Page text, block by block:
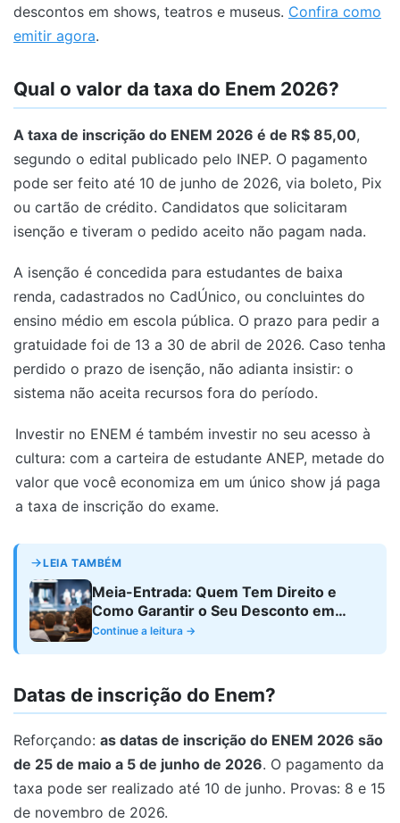
descontos em shows, teatros e museus. Confira como
emitir agora.
Qual o valor da taxa do Enem 2026?
A taxa de inscrição do ENEM 2026 é de R$ 85,00,
segundo o edital publicado pelo INEP. O pagamento
pode ser feito até 10 de junho de 2026, via boleto, Pix
ou cartão de crédito. Candidatos que solicitaram
isenção e tiveram o pedido aceito não pagam nada.
A isenção é concedida para estudantes de baixa
renda, cadastrados no CadÚnico, ou concluintes do
ensino médio em escola pública. O prazo para pedir a
gratuidade foi de 13 a 30 de abril de 2026. Caso tenha
perdido o prazo de isenção, não adianta insistir: o
sistema não aceita recursos fora do período.
Investir no ENEM é também investir no seu acesso à
cultura: com a carteira de estudante ANEP, metade do
valor que você economiza em um único show já paga
a taxa de inscrição do exame.
LEIA TAMBÉM
Meia-Entrada: Quem Tem Direito e
Como Garantir o Seu Desconto em
Eventos Culturais
Continue a leitura →
Datas de inscrição do Enem?
Reforçando: as datas de inscrição do ENEM 2026 são
de 25 de maio a 5 de junho de 2026. O pagamento da
taxa pode ser realizado até 10 de junho. Provas: 8 e 15
de novembro de 2026.